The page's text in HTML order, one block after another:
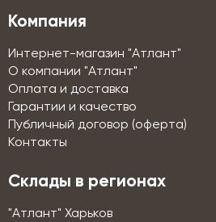
Компания
Интернет-магазин "Атлант"
О компании "Атлант"
Оплата и доставка
Гарантии и качество
Публичный договор (оферта)
Контакты
Склады в регионах
"Атлант" Харьков